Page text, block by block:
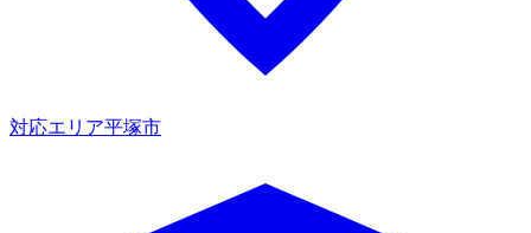
対応エリア平塚市